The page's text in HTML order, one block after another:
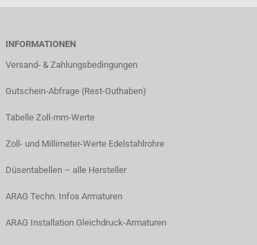
INFORMATIONEN
Versand- & Zahlungsbedingungen​
Gutschein-Abfrage (Rest-Guthaben)
Tabelle Zoll-mm-Werte
Zoll- und Millimeter-Werte Edelstahlrohre
Düsentabellen – alle Hersteller
ARAG Techn. Infos Armaturen
ARAG Installation Gleichdruck-Armaturen